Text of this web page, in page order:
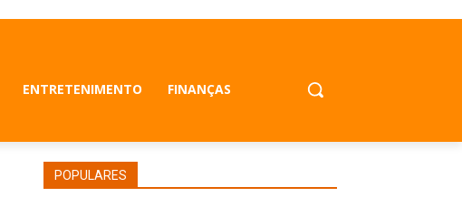
ENTRETENIMENTO FINANÇAS
POPULARES